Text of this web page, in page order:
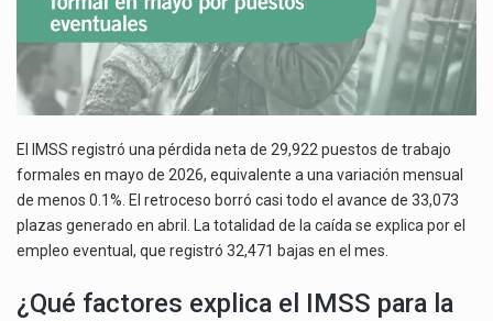
El IMSS registró una pérdida neta de 29,922 puestos de trabajo
formales en mayo de 2026, equivalente a una variación mensual
de menos 0.1%. El retroceso borró casi todo el avance de 33,073
plazas generado en abril. La totalidad de la caída se explica por el
empleo eventual, que registró 32,471 bajas en el mes.
¿Qué factores explica el IMSS para la